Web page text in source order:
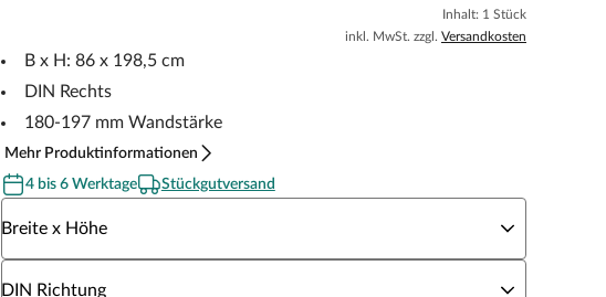
Inhalt: 1 Stück
inkl. MwSt. zzgl. Versandkosten
B x H: 86 x 198,5 cm
DIN Rechts
180-197 mm Wandstärke
Mehr Produktinformationen
4 bis 6 Werktage
Stückgutversand
Breite x Höhe
DIN Richtung